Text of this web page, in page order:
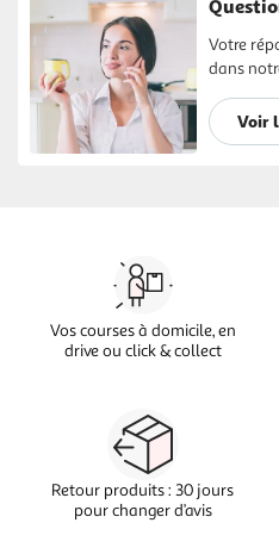
Votre
dans
Voir
Vos courses à domicile, en
drive ou click & collect
Retour produits : 30 jours
pour changer d’avis